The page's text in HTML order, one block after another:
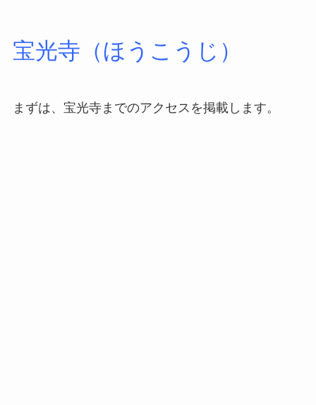
宝光寺（ほうこうじ）
まずは、宝光寺までのアクセスを掲載します。